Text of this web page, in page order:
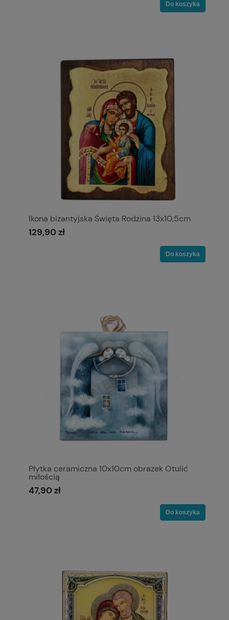
Do koszyka
Ikona bizantyjska Święta Rodzina 13x10,5cm
129,90 zł
Do koszyka
Płytka ceramiczna 10x10cm obrazek Otulić
miłością
47,90 zł
Do koszyka